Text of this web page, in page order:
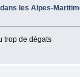
les Alpes-
trop de dégats